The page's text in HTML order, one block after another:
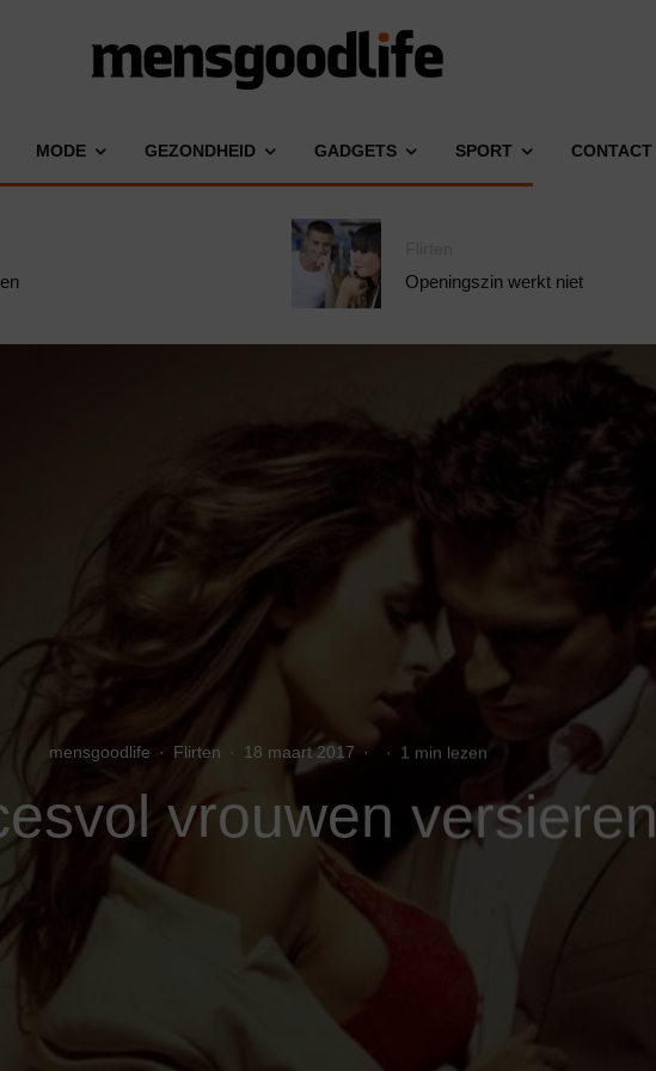
MODE GEZONDHEID GADGETS SPORT CONTACT
Openingszin werkt niet
mensgoodlife · Flirten · 18 maart 2017 · · 1 min lezen
vrouwen versieren